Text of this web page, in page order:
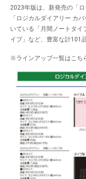
2023年版は、新発売の「
「ロジカルダイアリー カ
いている「月間ノートタイ
イプ」など、豊富な計101
※ラインアップ一覧はこち